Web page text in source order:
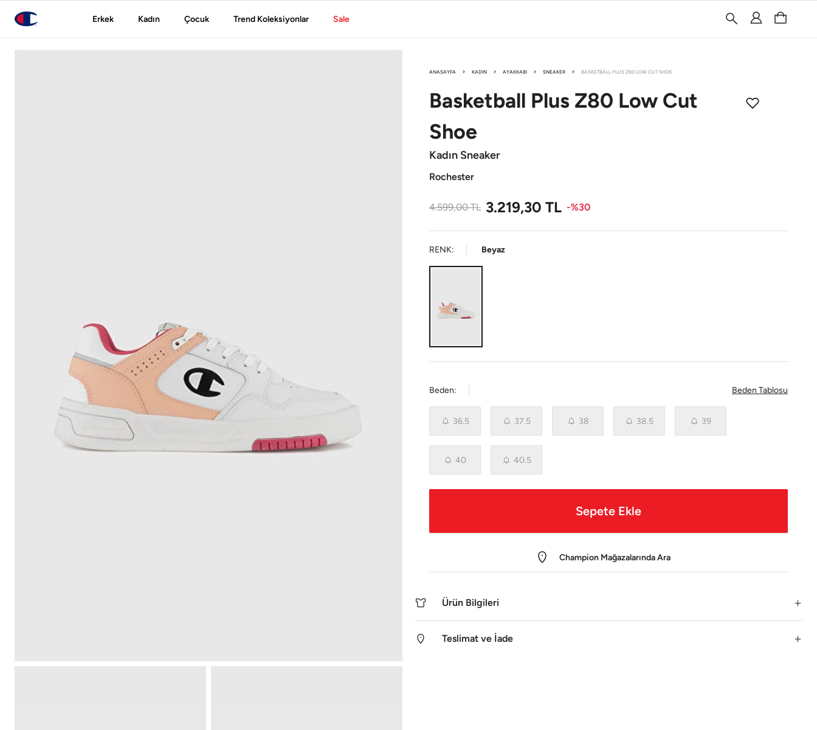
Erkek Kadın Çocuk Trend Koleksiyonlar Sale
ANASAYFA KADIN AYAKKABI SNEAKER BASKETBALL PLUS Z80 LOW CUT SHOE
Basketball Plus Z80 Low Cut
Shoe
Kadın Sneaker
Rochester
4.599,00 TL 3.219,30 TL -%30
RENK: Beyaz
Beden: Beden Tablosu
36.5 37.5 38 38.5 39
40 40.5
Sepete Ekle
Champion Mağazalarında Ara
Ürün Bilgileri
Teslimat ve İade